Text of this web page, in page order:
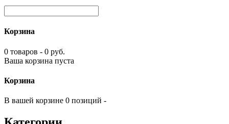
Корзина
0 товаров - 0 руб.
Ваша корзина пуста
Корзина
В вашей корзине 0 позиций -